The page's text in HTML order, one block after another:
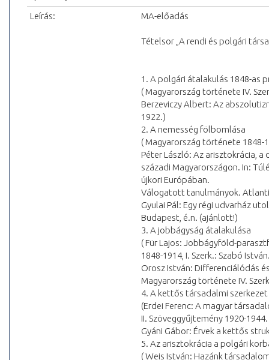
Leírás:
MA-előadás
Tételsor „A rendi és polgári
1. A polgári átalakulás 1848-as
( Magyarország története IV.
Berzeviczy Albert: Az
1922.)
2. A nemesség fölbomlása
( Magyarország története 1848-
Péter László: Az arisztokrácia,
századi Magyarországon. In:
újkori Európában.
Válogatott tanulmányok.
Gyulai Pál: Egy régi udvarház
Budapest, é.n. (ajánlott!)
3. A jobbágyság átalakulása
( Für Lajos: Jobbágyföld-
1848-1914, I. Szerk.: Szabó
Orosz István: Differenciálódás
Magyarország története IV.
4. A kettős társadalmi
(Erdei Ferenc: A magyar
II. Szöveggyűjtemény 1920-
Gyáni Gábor: Érvek a kettős
5. Az arisztokrácia a polgári
( Weis István: Hazánk